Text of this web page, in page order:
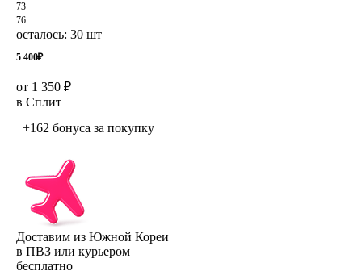
73
76
осталось: 30 шт
5 400₽
от 1 350 ₽
в Сплит
+162 бонуса за покупку
Доставим из Южной Кореи
в ПВЗ или курьером
бесплатно